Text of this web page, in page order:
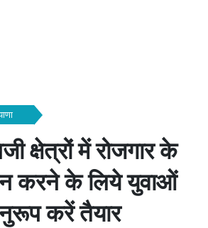
क्षेत्रों में रोजगार के
करने के लिये युवाओं
करें तैयार